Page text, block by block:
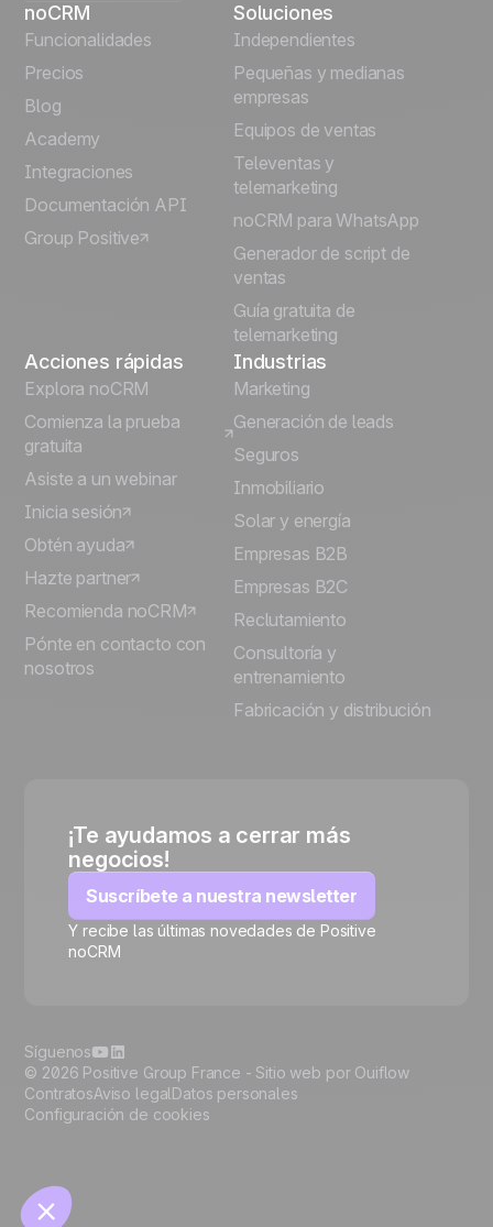
English
Português
Italiano
Deutsch
noCRM
Funcionalidades
Precios
Blog
Academy
Integraciones
Documentación API
Group Positive
Soluciones
Independientes
Pequeñas y medianas
empresas
Equipos de ventas
Televentas y
telemarketing
noCRM para WhatsApp
Generador de script de
ventas
Guía gratuita de
telemarketing
Acciones rápidas
Explora noCRM
Comienza la prueba
gratuita
Asiste a un webinar
Inicia sesión
Obtén ayuda
Hazte partner
Recomienda noCRM
Pónte en contacto con
nosotros
Industrias
Marketing
Generación de leads
Seguros
Inmobiliario
Solar y energía
Empresas B2B
Empresas B2C
Reclutamiento
Consultoría y
entrenamiento
Fabricación y distribución
¡Te ayudamos a cerrar más
negocios!
Suscríbete a nuestra newsletter
Y recibe las últimas novedades de Positive
noCRM
© 2026 Positive Group France - Sitio web por Ouiflow
ContratosAviso legalDatos personales
Configuración de cookies
Síguenos